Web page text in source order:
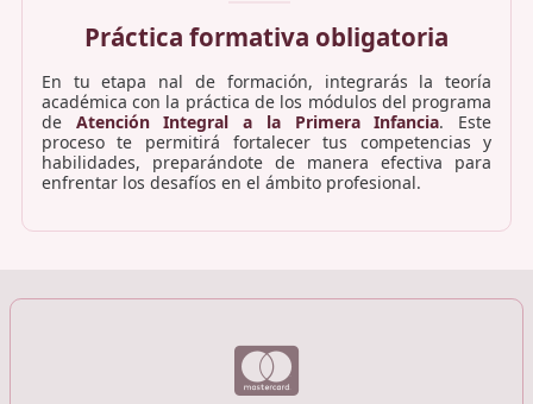
Práctica formativa obligatoria
En tu etapa nal de formación, integrarás la teoría
académica con la práctica de los módulos del programa
de Atención Integral a la Primera Infancia. Este
proceso te permitirá fortalecer tus competencias y
habilidades, preparándote de manera efectiva para
enfrentar los desafíos en el ámbito profesional.